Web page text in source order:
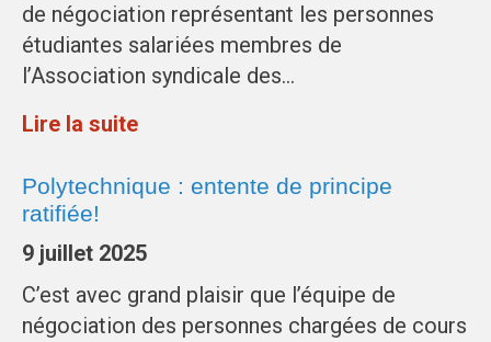
de négociation représentant les personnes
étudiantes salariées membres de
l’Association syndicale des…
Lire la suite
Polytechnique : entente de principe
ratifiée!
9 juillet 2025
C’est avec grand plaisir que l’équipe de
négociation des personnes chargées de cours